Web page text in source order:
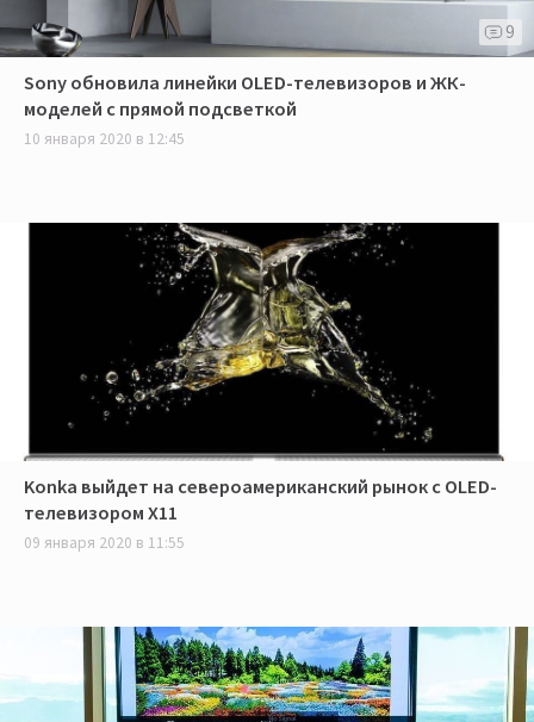
9
Sony обновила линейки OLED-телевизоров и ЖК-
моделей с прямой подсветкой
10 января 2020 в 12:45
Konka выйдет на североамериканский рынок с OLED-
телевизором X11
09 января 2020 в 11:55